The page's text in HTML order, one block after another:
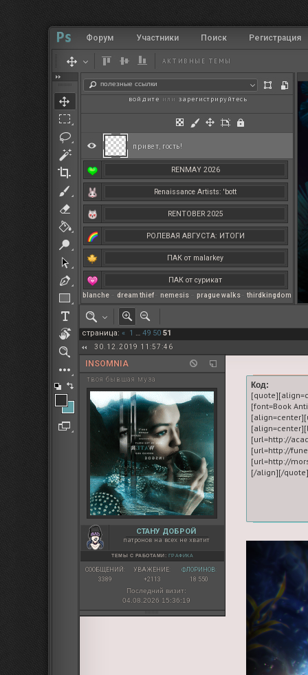
RENMAY 2026
Renaissance Artists: 'bott
RENTOBER 2025
РОЛЕВАЯ АВГУСТА: ИТОГИ
ПАК от malarkey
ПАК от сурикат
РЕНМАЙ
полезные ссылки
blanche – dream thief– nemesis – prague walks– thirdkingdom
Форум Участники Поиск Регистрация
АКТИВНЫЕ ТЕМЫ
привет, гость!
войдите или зарегистрируйтесь
страница: « 1 … 49 50 51
30.12.2019 11:57:46
INSOMNIA
твоя бывшая муза
СТАНУ ДОБРОЙ
патронов на всех не хватит
ТЕМЫ С РАБОТАМИ: ГРАФИКА
СООБЩЕНИЙ:
3389
УВАЖЕНИЕ:
+2113
ФЛОРИНОВ:
18 550
Последний визит:
04.08.2026 15:36:19
Код:
[font=Book
[url=http://
[url=http://
[url=http://